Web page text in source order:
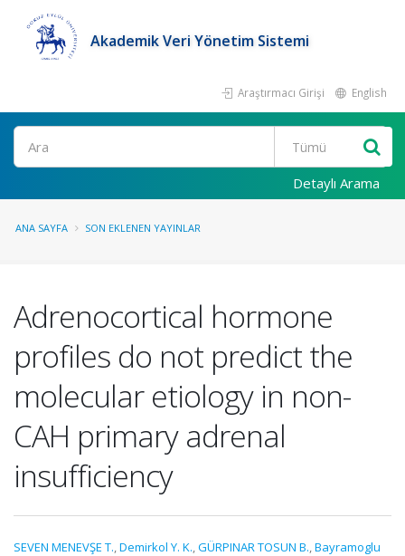
Akademik Veri Yönetim Sistemi
Araştırmacı Girişi English
Ara
Detaylı Arama
ANA SAYFA SON EKLENEN YAYINLAR
Adrenocortical hormone
profiles do not predict the
molecular etiology in non-
CAH primary adrenal
insufficiency
SEVEN MENEVŞE T.,Demirkol Y. K.,GÜRPINAR TOSUN B.,Bayramoglu